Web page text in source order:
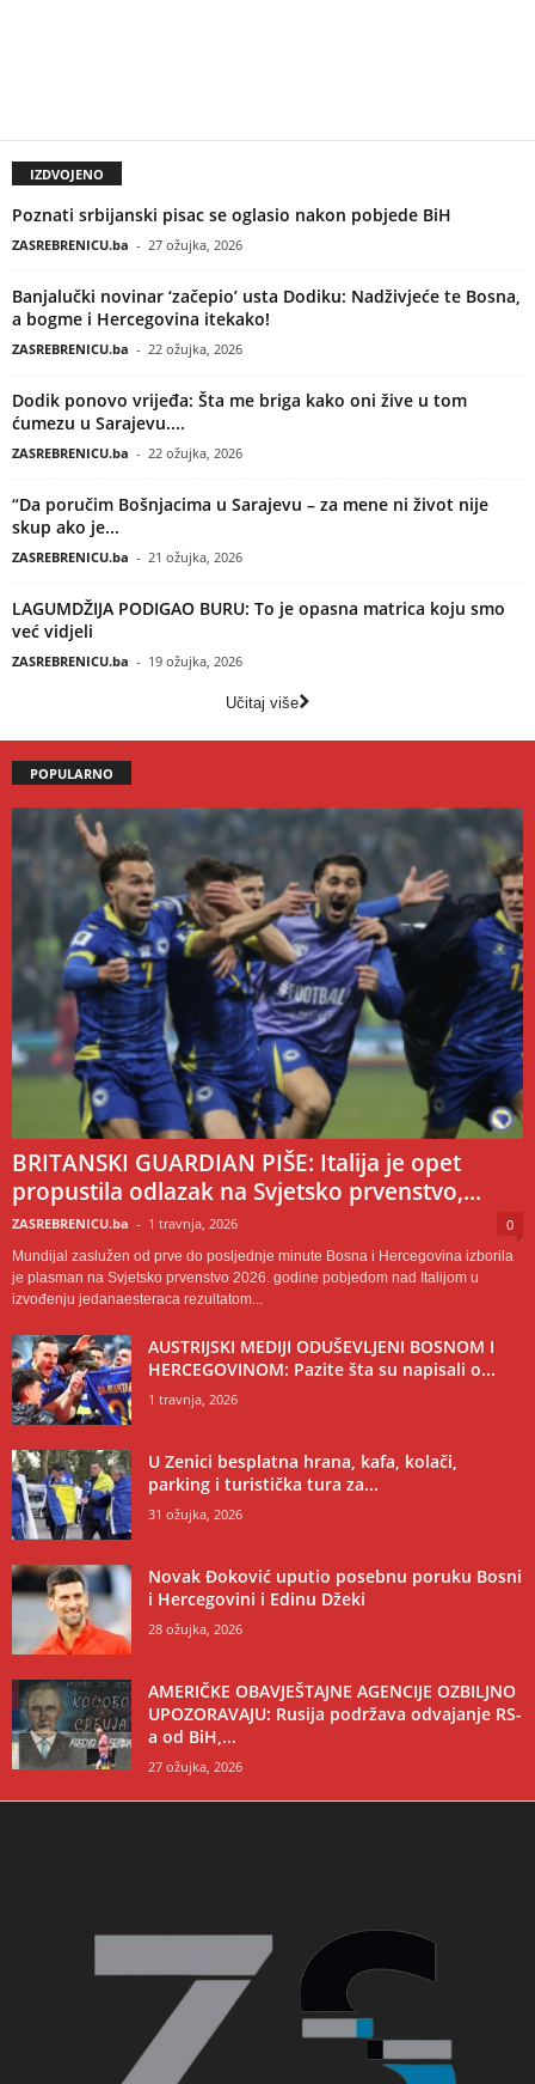
IZDVOJENO
Poznati srbijanski pisac se oglasio nakon pobjede BiH
ZASREBRENICU.ba - 27 ožujka, 2026
Banjalučki novinar ‘začepio’ usta Dodiku: Nadživjeće te Bosna,
a bogme i Hercegovina itekako!
ZASREBRENICU.ba - 22 ožujka, 2026
Dodik ponovo vrijeđa: Šta me briga kako oni žive u tom
ćumezu u Sarajevu....
ZASREBRENICU.ba - 22 ožujka, 2026
“Da poručim Bošnjacima u Sarajevu – za mene ni život nije
skup ako je...
ZASREBRENICU.ba - 21 ožujka, 2026
LAGUMDŽIJA PODIGAO BURU: To je opasna matrica koju smo
već vidjeli
ZASREBRENICU.ba - 19 ožujka, 2026
Učitaj više
POPULARNO
BRITANSKI GUARDIAN PIŠE: Italija je opet
propustila odlazak na Svjetsko prvenstvo,...
ZASREBRENICU.ba - 1 travnja, 2026 0
Mundijal zaslužen od prve do posljednje minute Bosna i Hercegovina izborila
je plasman na Svjetsko prvenstvo 2026. godine pobjedom nad Italijom u
izvođenju jedanaesteraca rezultatom...
AUSTRIJSKI MEDIJI ODUŠEVLJENI BOSNOM I
HERCEGOVINOM: Pazite šta su napisali o...
1 travnja, 2026
U Zenici besplatna hrana, kafa, kolači,
parking i turistička tura za...
31 ožujka, 2026
Novak Đoković uputio posebnu poruku Bosni
i Hercegovini i Edinu Džeki
28 ožujka, 2026
AMERIČKE OBAVJEŠTAJNE AGENCIJE OZBILJNO
UPOZORAVAJU: Rusija podržava odvajanje RS-
a od BiH,...
27 ožujka, 2026